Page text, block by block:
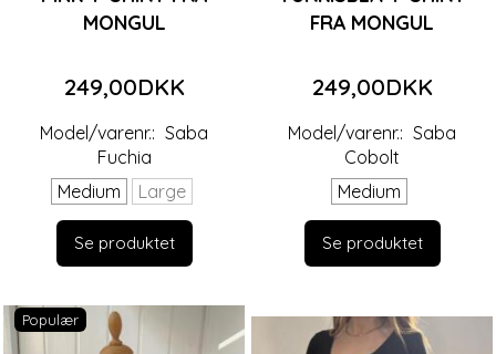
MONGUL
249,00DKK
Model/varenr.: Saba
Fuchia
Medium
Large
Se produktet
FRA MONGUL
249,00DKK
Model/varenr.: Saba
Cobolt
Medium
Se produktet
Populær